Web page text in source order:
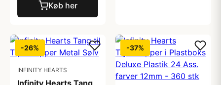
Køb her
-26%
INFINITY HEARTS
Infinity Hearts Tang
-37%